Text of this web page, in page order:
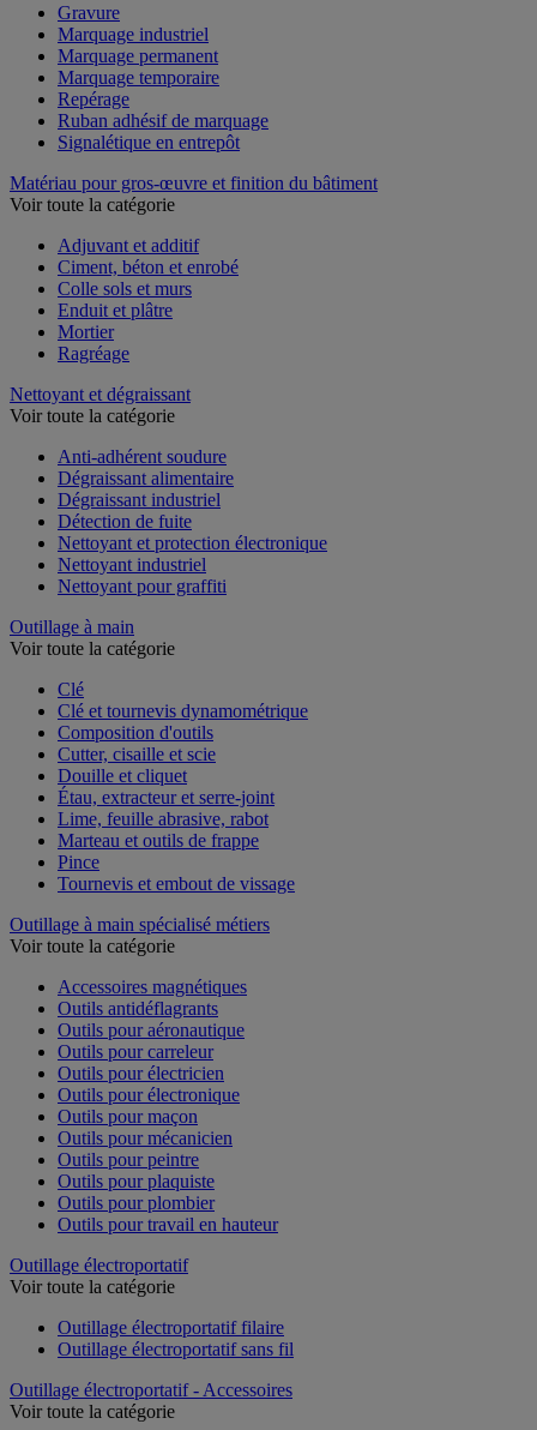
Gravure
Marquage industriel
Marquage permanent
Marquage temporaire
Repérage
Ruban adhésif de marquage
Signalétique en entrepôt
Matériau pour gros-œuvre et finition du bâtiment
Voir toute la catégorie
Adjuvant et additif
Ciment, béton et enrobé
Colle sols et murs
Enduit et plâtre
Mortier
Ragréage
Nettoyant et dégraissant
Voir toute la catégorie
Anti-adhérent soudure
Dégraissant alimentaire
Dégraissant industriel
Détection de fuite
Nettoyant et protection électronique
Nettoyant industriel
Nettoyant pour graffiti
Outillage à main
Voir toute la catégorie
Clé
Clé et tournevis dynamométrique
Composition d'outils
Cutter, cisaille et scie
Douille et cliquet
Étau, extracteur et serre-joint
Lime, feuille abrasive, rabot
Marteau et outils de frappe
Pince
Tournevis et embout de vissage
Outillage à main spécialisé métiers
Voir toute la catégorie
Accessoires magnétiques
Outils antidéflagrants
Outils pour aéronautique
Outils pour carreleur
Outils pour électricien
Outils pour électronique
Outils pour maçon
Outils pour mécanicien
Outils pour peintre
Outils pour plaquiste
Outils pour plombier
Outils pour travail en hauteur
Outillage électroportatif
Voir toute la catégorie
Outillage électroportatif filaire
Outillage électroportatif sans fil
Outillage électroportatif - Accessoires
Voir toute la catégorie